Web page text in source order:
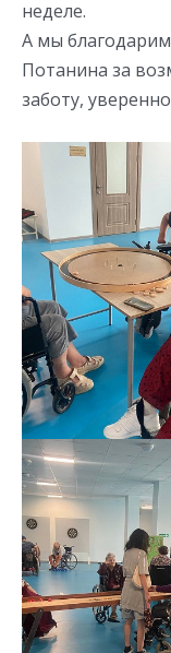
неделе.
А мы
Потанина за
заботу,